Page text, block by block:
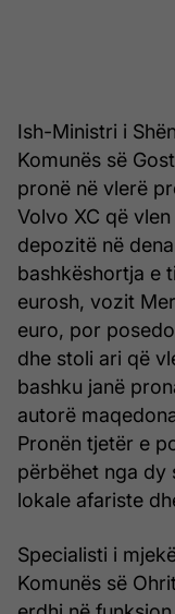
Ish-Ministri i
Komunës së
pronë në vlerë
Volvo XC që
depozitë në
bashkëshortja e
eurosh, vozit
euro, por
dhe stoli ari që
bashku janë
autorë
Pronën tjetër e
përbëhet nga dy
lokale afariste
Specialisti i
Komunës së